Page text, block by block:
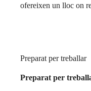
ofereixen un lloc on
Preparat per treballar
Preparat per